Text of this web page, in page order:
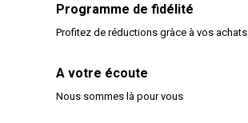
Programme de fidélité
Profitez de réductions gràce à vos achats
A votre écoute
Nous sommes là pour vous